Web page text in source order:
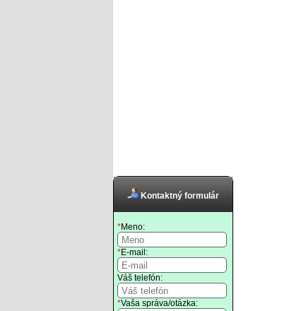
Kontaktný formulár
*Meno:
*E-mail:
Váš telefón:
*Vaša správa/otázka: